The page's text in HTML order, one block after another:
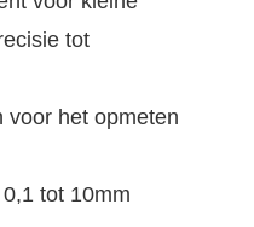
tot
voor het opmeten
tot 10mm